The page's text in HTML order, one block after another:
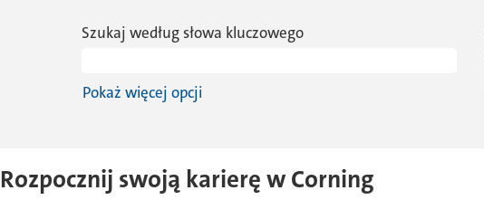
Szukaj według słowa kluczowego
Pokaż więcej opcji
Rozpocznij swoją karierę w Corning